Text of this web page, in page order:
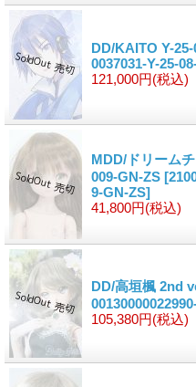
DD/KAITO Y-
0037031-Y-25-
121,000円(税込)
MDD/ドリーム
009-GN-ZS
9-GN-ZS]
41,800円(税込)
DD/高垣楓 2nd
105,380円(税込)